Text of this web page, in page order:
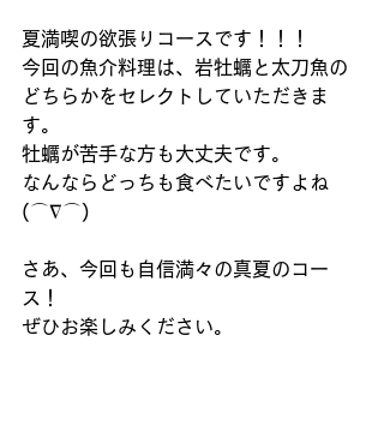
夏満喫の欲張りコースです！！！
今回の魚介料理は、岩牡蠣と太刀魚の
どちらかをセレクトしていただきま
す。
牡蠣が苦手な方も大丈夫です。
なんならどっちも食べたいですよね
(⌒∇⌒)
さあ、今回も自信満々の真夏のコー
ス！
ぜひお楽しみください。